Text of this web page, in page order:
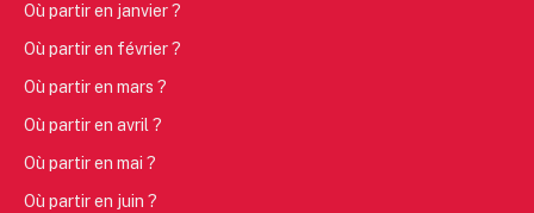
Où partir en janvier ?
Où partir en février ?
Où partir en mars ?
Où partir en avril ?
Où partir en mai ?
Où partir en juin ?